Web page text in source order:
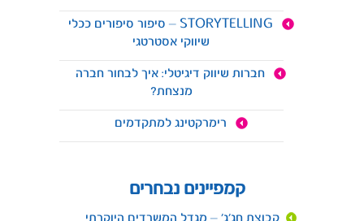
STORYTELLING – סיפור סיפורים ככלי
שיווקי אסטרטגי
חברות שיווק דיגיטלי: איך לבחור חברה
מנצחת?
רימרקטינג למתקדמים
קמפיינים נבחרים
קבוצת חג'ג' – מגדל המשרדים היוקרתי